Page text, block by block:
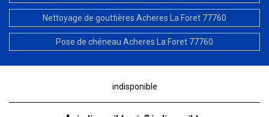
Nettoyage de gouttières Acheres La Foret 77760
Pose de chéneau Acheres La Foret 77760
indisponible